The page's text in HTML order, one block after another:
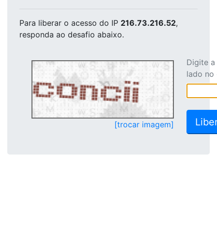
Para liberar o acesso do IP 216.73.216.52,
responda ao desafio abaixo.
[trocar imagem]
Digite
lado no